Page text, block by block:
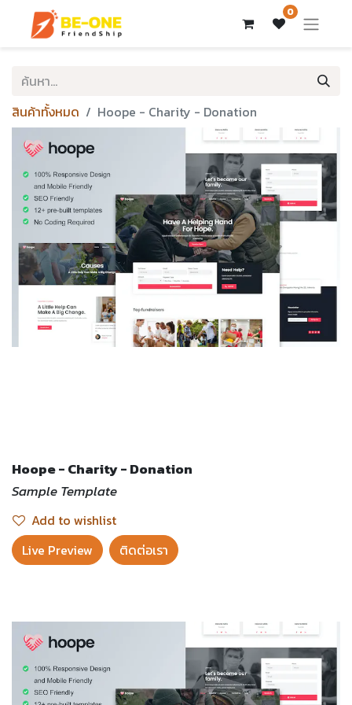
0
สินค้าทั้งหมด Hoope - Charity - Donation
Hoope - Charity - Donation
Sample Template
Add to wishlist
Live Preview​
ติดต่อเรา